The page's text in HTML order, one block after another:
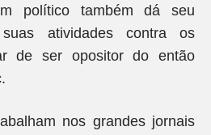
político também dá seu
atividades contra os
de ser opositor do então
nos grandes jornais